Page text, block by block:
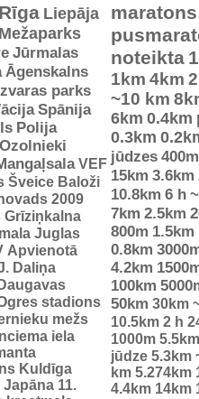
Rīga Liepāja
Mežaparks
Jūrmalas
Āgenskalns
parks
Spānija
Polija
Ozolnieki
VEF
Šveice Baloži
2009
Grīziņkalna
Juglas
Apvienotā
Daliņa
stadions
mežs
iela
Kuldīga
Japāna 11.
maratons
noteikta
1km 4km
~10 km
6km 0.4km
0.3km
jūdzes 400m
15km 3.6km
10.8km 6 h
7km 2.5km
800m 1.5km
0.8km
4.2km
100km
50km 30km
10.5km 2 h
1000m 5.5km
jūdze 5.3km
km 5.274km
4.4km 14km